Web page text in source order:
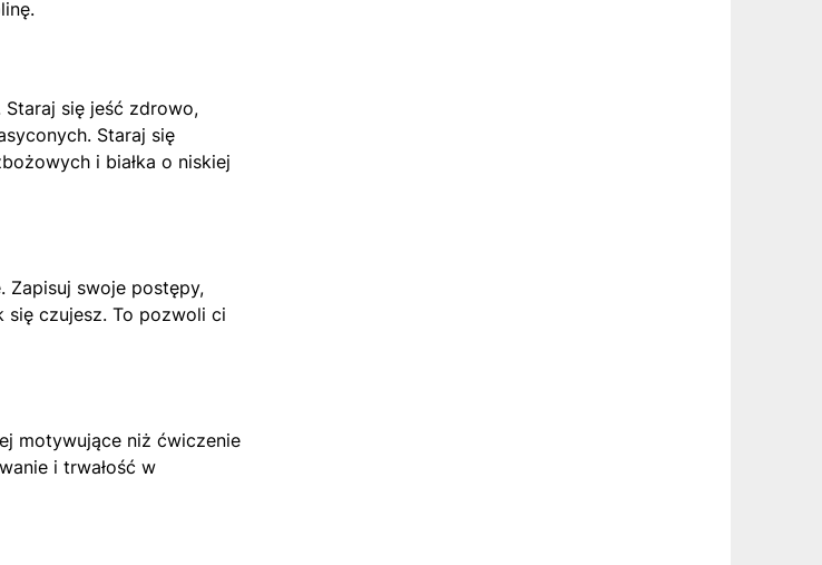
się jeść zdrowo,
Staraj się
i białka o niskiej
Zapisuj swoje postępy,
się czujesz. To pozwoli ci
motywujące niż ćwiczenie
i trwałość w